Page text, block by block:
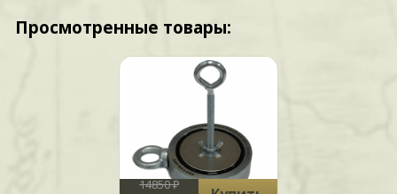
Просмотренные товары:
14850 ₽